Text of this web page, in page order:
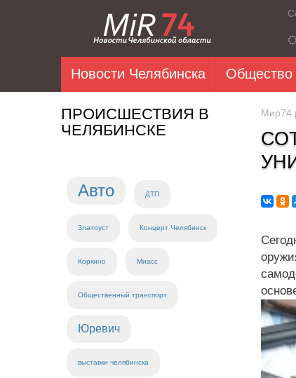
Новости Челябинска Общество
ПРОИСШЕСТВИЯ В
ЧЕЛЯБИНСКЕ
Авто ДТП
Златоуст Концерт Челябинск
Коркино Миасс
Общественный транспорт
Юревич
выставки челябинска